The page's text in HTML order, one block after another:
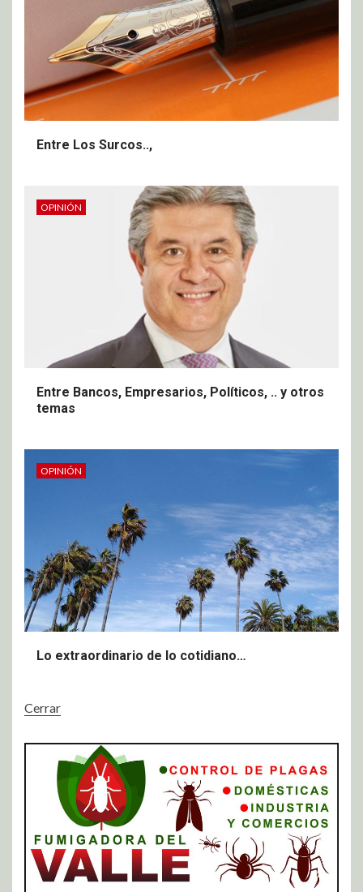
Entre Los Surcos..,
OPINIÓN
Entre Bancos, Empresarios, Políticos, .. y otros
temas
OPINIÓN
Lo extraordinario de lo cotidiano…
Cerrar